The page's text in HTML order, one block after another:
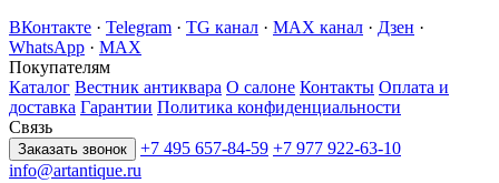
ВКонтакте · Telegram · TG канал · MAX канал · Дзен ·
WhatsApp · MAX
Покупателям
Каталог Вестник антиквара О салоне Контакты Оплата и
доставка Гарантии Политика конфиденциальности
Связь
Заказать звонок +7 495 657-84-59 +7 977 922-63-10
info@artantique.ru